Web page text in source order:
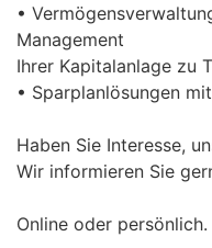
•
Management
Ihrer Kapitalanlage zu
• Sparplanlösungen
Haben Sie Interesse,
Wir informieren Sie
Online oder persönlich.